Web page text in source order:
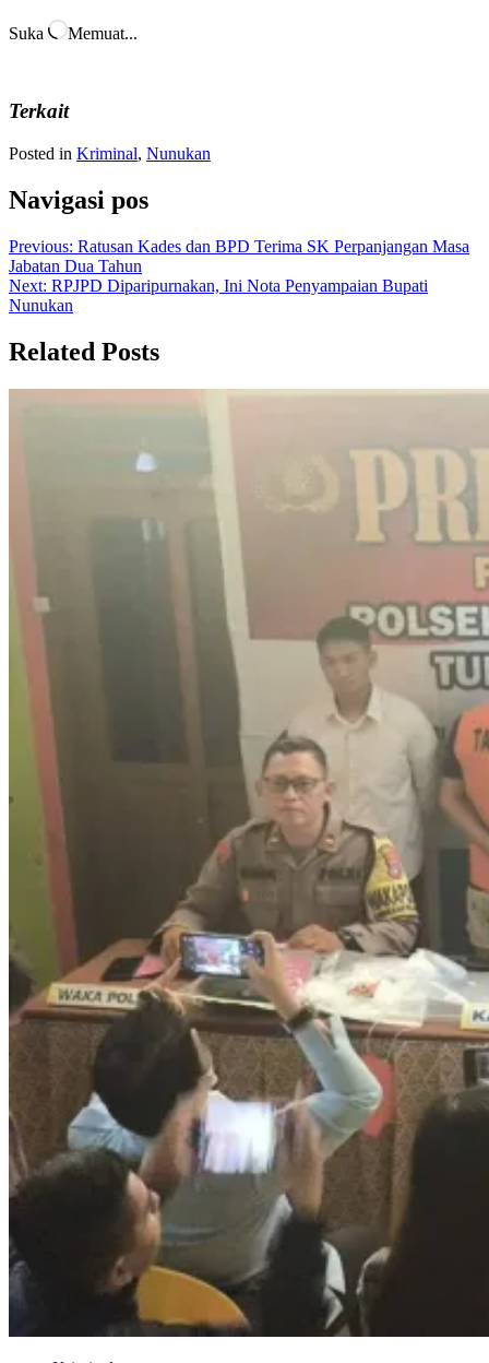
Suka Memuat...
Terkait
Posted in Kriminal, Nunukan
Navigasi pos
Previous: Ratusan Kades dan BPD Terima SK Perpanjangan Masa
Jabatan Dua Tahun
Next: RPJPD Diparipurnakan, Ini Nota Penyampaian Bupati
Nunukan
Related Posts